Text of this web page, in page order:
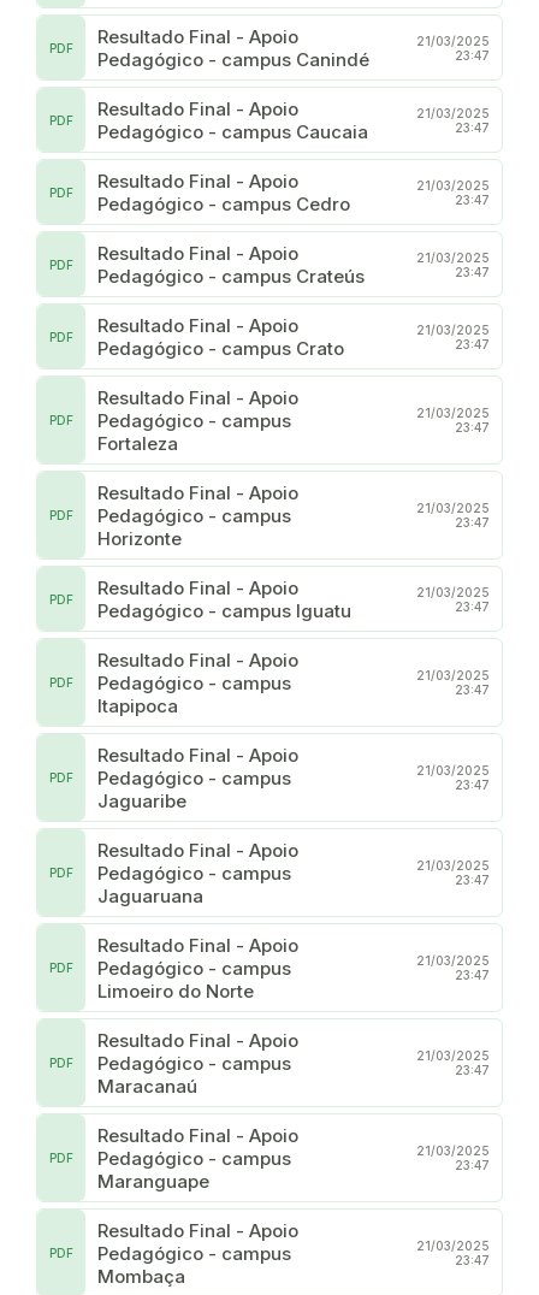
Resultado Final - Apoio
Pedagógico - campus Canindé
PDF
21/03/2025
23:47
Resultado Final - Apoio
Pedagógico - campus Caucaia
PDF
21/03/2025
23:47
Resultado Final - Apoio
Pedagógico - campus Cedro
PDF
21/03/2025
23:47
Resultado Final - Apoio
Pedagógico - campus Crateús
PDF
21/03/2025
23:47
Resultado Final - Apoio
Pedagógico - campus Crato
PDF
21/03/2025
23:47
Resultado Final - Apoio
Pedagógico - campus
Fortaleza
PDF
21/03/2025
23:47
Resultado Final - Apoio
Pedagógico - campus
Horizonte
PDF
21/03/2025
23:47
Resultado Final - Apoio
Pedagógico - campus Iguatu
PDF
21/03/2025
23:47
Resultado Final - Apoio
Pedagógico - campus
Itapipoca
PDF
21/03/2025
23:47
Resultado Final - Apoio
Pedagógico - campus
Jaguaribe
PDF
21/03/2025
23:47
Resultado Final - Apoio
Pedagógico - campus
Jaguaruana
PDF
21/03/2025
23:47
Resultado Final - Apoio
Pedagógico - campus
Limoeiro do Norte
PDF
21/03/2025
23:47
Resultado Final - Apoio
Pedagógico - campus
Maracanaú
PDF
21/03/2025
23:47
Resultado Final - Apoio
Pedagógico - campus
Maranguape
PDF
21/03/2025
23:47
Resultado Final - Apoio
Pedagógico - campus
Mombaça
PDF
21/03/2025
23:47